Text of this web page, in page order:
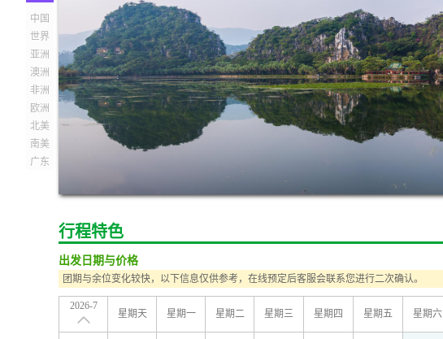
行程特色
出发日期与价格
团期与余位变化较快，以下信息仅供参考，在线预定后客服会联系您进行二次确认。
2026-7
星期天 星期一 星期二 星期三 星期四 星期五 星期六
中国
世界
亚洲
澳洲
非洲
欧洲
北美
南美
广东